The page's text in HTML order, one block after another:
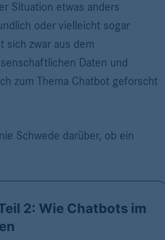
Situation etwas anders
oder vielleicht sogar
sich zwar aus dem
Daten und
zum Thema Chatbot geforscht
Schwede darüber, ob ein